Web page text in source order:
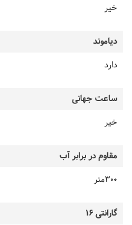
خیر
دیاموند
دارد
ساعت جهانی
خیر
مقاوم در برابر آب
300متر
گارانتی 16